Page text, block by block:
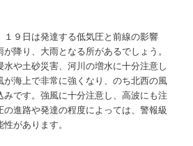
９日は発達する低気圧と前線の影響
降り、大雨となる所があるでしょう。
や土砂災害、河川の増水に十分注意し
海上で非常に強くなり、のち北西の風
です。強風に十分注意し、高波にも注
進路や発達の程度によっては、警報級
があります。